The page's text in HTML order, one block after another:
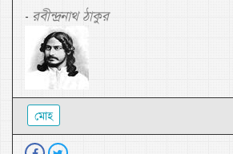
- রবীন্দ্রনাথ ঠাকুর
মোহ